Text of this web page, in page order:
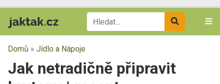
Domů » Jídlo a Nápoje
Jak netradičně připravit